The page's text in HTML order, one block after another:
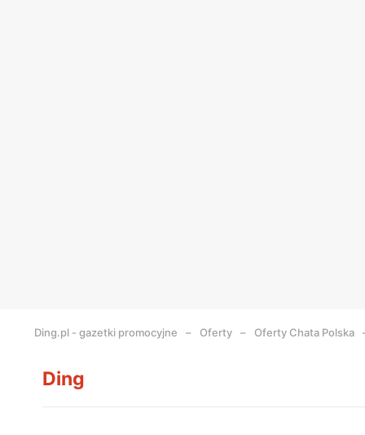
Ding.pl - gazetki promocyjne Oferty Oferty Chata Polska
Ding